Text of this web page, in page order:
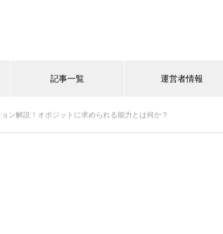
記事一覧 運営者情報
ン解説！オポジットに求められる能力とは何か？